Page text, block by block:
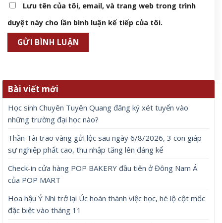
Lưu tên của tôi, email, và trang web trong trình
duyệt này cho lần bình luận kế tiếp của tôi.
Bài viết mới
Học sinh Chuyên Tuyên Quang đăng ký xét tuyển vào
những trường đại học nào?
Thần Tài trao vàng gửi lộc sau ngày 6/8/2026, 3 con giáp
sự nghiệp phất cao, thu nhập tăng lên đáng kể
Check-in cửa hàng POP BAKERY đầu tiên ở Đông Nam Á
của POP MART
Hoa hậu Ý Nhi trở lại Úc hoàn thành việc học, hé lộ cột mốc
đặc biệt vào tháng 11